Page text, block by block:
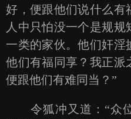
好，便跟他们说什么有
人中只怕没一个是规
一类的家伙。他们奸淫
他们有福同享？我正派
便跟他们有难同当？”
令狐冲又道：“众位